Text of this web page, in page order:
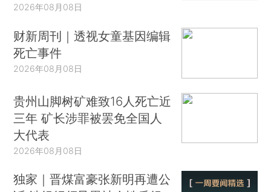
2026年08月08日
财新周刊｜透视女童基因编辑
死亡事件
2026年08月08日
贵州山脚树矿难致16人死亡近
三年 矿长涉罪被罢免全国人
大代表
2026年08月08日
独家｜晋煤富豪张新明再遭公